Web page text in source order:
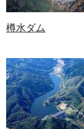
樽水ダム